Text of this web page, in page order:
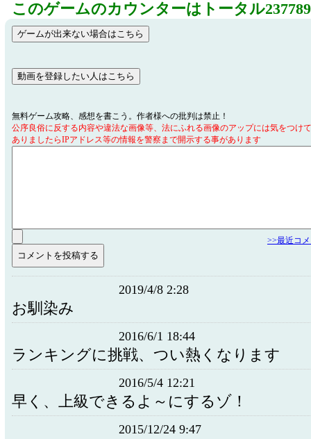
このゲームのカウンターはトータル
無料ゲーム攻略、感想を書こう。作者様への批判は禁止！
公序良俗に反する内容や違法な画像等、法にふれる画像のアップには気をつけ
ありましたらIPアドレス等の情報を警察まで開示する事があります
>>最近コ
2019/4/8 2:28
お馴染み
2016/6/1 18:44
ランキングに挑戦、つい熱くなります
2016/5/4 12:21
早く、上級できるよ～にするゾ！
2015/12/24 9:47